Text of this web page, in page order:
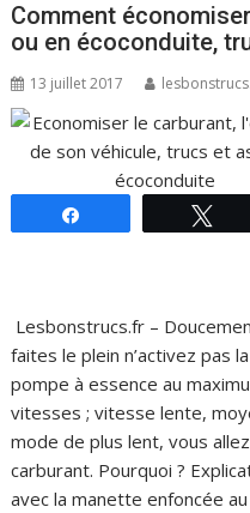
Comment
ou en écoconduite,
13 juillet 2017
Lesbonstrucs.fr –
faites le plein n’activez pas
pompe à essence au
vitesses ; vitesse lente,
mode de plus lent, vous
carburant. Pourquoi ?
avec la manette enfoncée